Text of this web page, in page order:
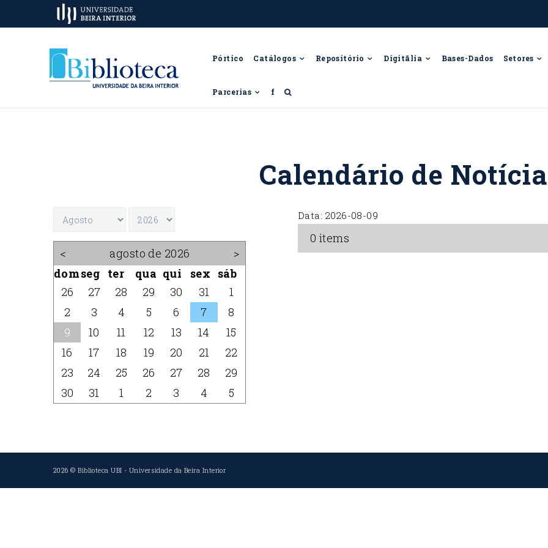
Pórtico Catálogos Repositório Digitālia Bases-Dados Setores
Parcerias f
Calendário de
< agosto de 2026
>
domseg ter qua qui sex sáb
26
27 28 29 30 31
1
2
3 4 5 6 7
8
9
10 11 12 13 14
15
16
17 18 19 20 21
22
23
24 25 26 27 28
29
30
31 1 2 3 4 5
Data: 2026-08-09
0 items
2026 ©Biblioteca UBI - Universidade da Beira Interior